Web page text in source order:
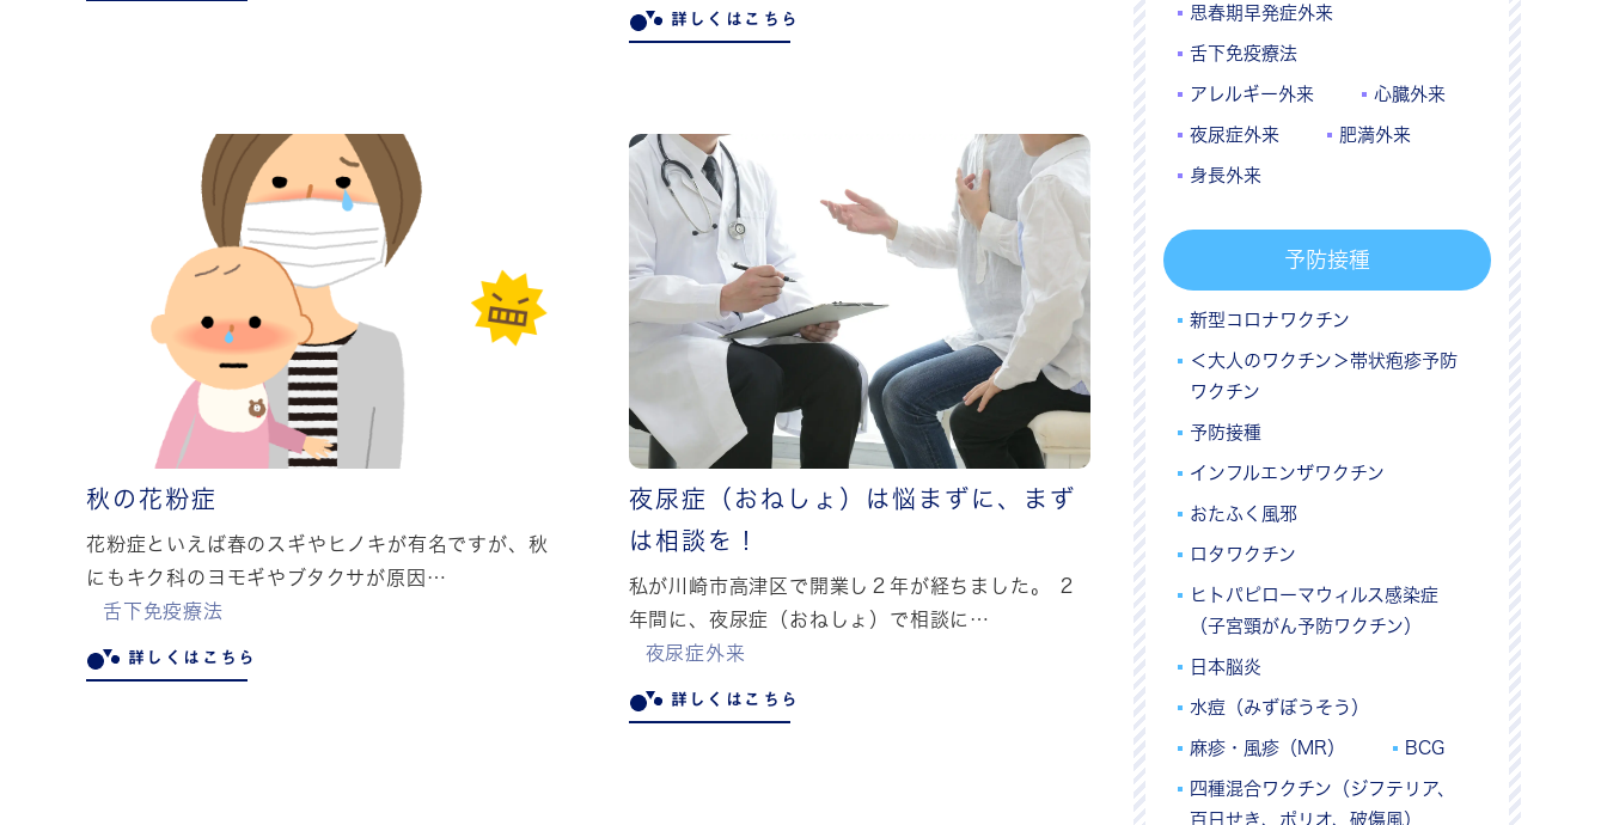
詳しくはこちら
秋の花粉症
花粉症といえば春のスギやヒノキが有名ですが、秋
にもキク科のヨモギやブタクサが原因…
舌下免疫療法
詳しくはこちら
夜尿症（おねしょ）は悩まずに、まず
は相談を！
私が川崎市高津区で開業し２年が経ちました。 ２
年間に、夜尿症（おねしょ）で相談に…
夜尿症外来
詳しくはこちら
思春期早発症外来
舌下免疫療法
アレルギー外来 心臓外来
夜尿症外来 肥満外来
身長外来
予防接種
新型コロナワクチン
＜大人のワクチン＞帯状疱疹予防
ワクチン
予防接種
インフルエンザワクチン
おたふく風邪
ロタワクチン
ヒトパピローマウィルス感染症
（子宮頸がん予防ワクチン）
日本脳炎
水痘（みずぼうそう）
麻疹・風疹（MR） BCG
四種混合ワクチン（ジフテリア、
百日せき、ポリオ、破傷風）